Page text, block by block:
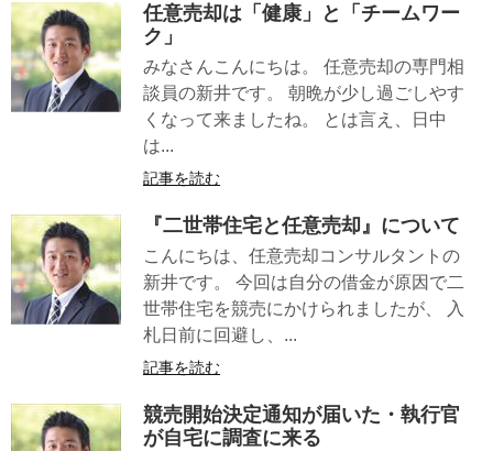
任意売却は「健康」と「チームワー
ク」
みなさんこんにちは。 任意売却の専門相
談員の新井です。 朝晩が少し過ごしやす
くなって来ましたね。 とは言え、日中
は...
記事を読む
『二世帯住宅と任意売却』について
こんにちは、任意売却コンサルタントの
新井です。 今回は自分の借金が原因で二
世帯住宅を競売にかけられましたが、 入
札日前に回避し、...
記事を読む
競売開始決定通知が届いた・執行官
が自宅に調査に来る